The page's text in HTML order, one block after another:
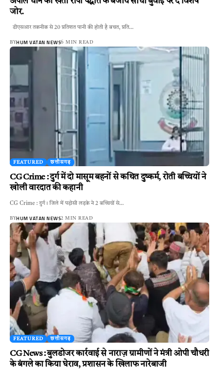
जोर.
डीएसआर तकनीक से 20 प्रतिशत पानी की होती है बचत, प्रति…
BYHUM VATAN NEWS6 MIN READ
FEATURED छत्तीसगढ़
CG Crime : दुर्ग में दो मासूम बहनों से कथित दुष्कर्म, रोती बच्चियों ने
खोली वारदात की कहानी
CG Crime : दुर्ग। जिले में पड़ोसी लड़के ने 2 बच्चियों से…
BYHUM VATAN NEWS2 MIN READ
FEATURED छत्तीसगढ़
CG News : बुलडोजर कार्रवाई से नाराज़ ग्रामीणों ने मंत्री ओपी चौधरी
के बंगले का किया घेराव, प्रशासन के खिलाफ नारेबाजी